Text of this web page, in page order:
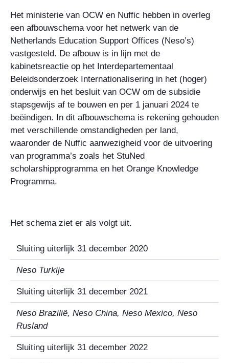
Het ministerie van OCW en Nuffic hebben in overleg
een afbouwschema voor het netwerk van de
Netherlands Education Support Offices (Neso’s)
vastgesteld. De afbouw is in lijn met de
kabinetsreactie op het Interdepartementaal
Beleidsonderzoek Internationalisering in het (hoger)
onderwijs en het besluit van OCW om de subsidie
stapsgewijs af te bouwen en per 1 januari 2024 te
beëindigen. In dit afbouwschema is rekening gehouden
met verschillende omstandigheden per land,
waaronder de Nuffic aanwezigheid voor de uitvoering
van programma’s zoals het StuNed
scholarshipprogramma en het Orange Knowledge
Programma.
Het schema ziet er als volgt uit.
Sluiting uiterlijk 31 december 2020
Neso Turkije
Sluiting uiterlijk 31 december 2021
Neso Brazilië, Neso China, Neso Mexico, Neso
Rusland
Sluiting uiterlijk 31 december 2022